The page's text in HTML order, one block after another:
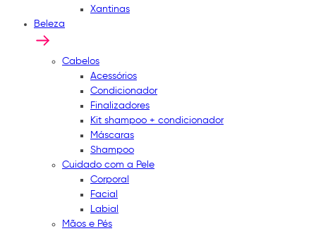
Xantinas
Beleza
Cabelos
Acessórios
Condicionador
Finalizadores
Kit shampoo + condicionador
Máscaras
Shampoo
Cuidado com a Pele
Corporal
Facial
Labial
Mãos e Pés